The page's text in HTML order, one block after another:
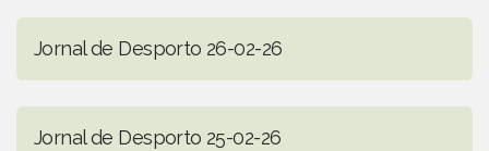
Jornal de Desporto 26-02-26
Jornal de Desporto 25-02-26